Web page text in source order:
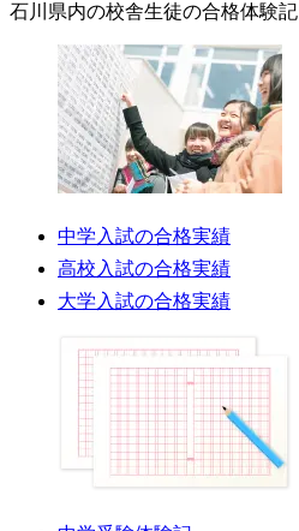
石川県内の校舎生徒の合格体験記
中学入試の合格実績
高校入試の合格実績
大学入試の合格実績